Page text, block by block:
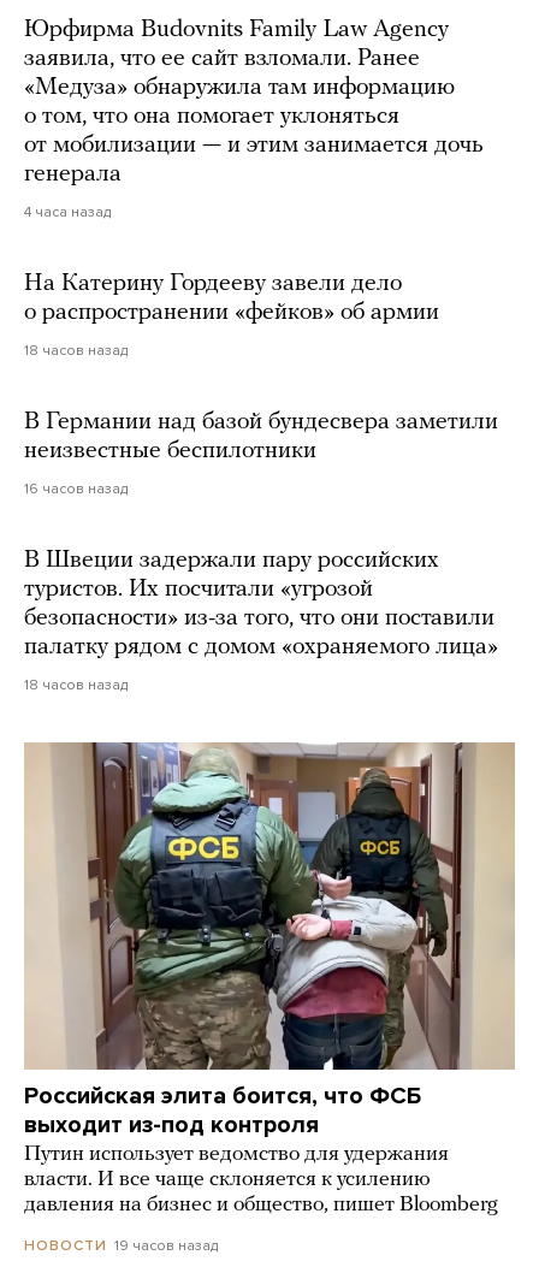
Юрфирма Budovnits Family Law Agency
заявила, что ее сайт взломали. Ранее
«Медуза» обнаружила там информацию
о том, что она помогает уклоняться
от мобилизации — и этим занимается дочь
генерала
4 часа назад
На Катерину Гордееву завели дело
о распространении «фейков» об армии
18 часов назад
В Германии над базой бундесвера заметили
неизвестные беспилотники
16 часов назад
В Швеции задержали пару российских
туристов. Их посчитали «угрозой
безопасности» из-за того, что они поставили
палатку рядом с домом «охраняемого лица»
18 часов назад
Российская элита боится, что ФСБ
выходит из-под контроля
Путин использует ведомство для удержания
власти. И все чаще склоняется к усилению
давления на бизнес и общество, пишет Bloomberg
НОВОСТИ 19 часов назад